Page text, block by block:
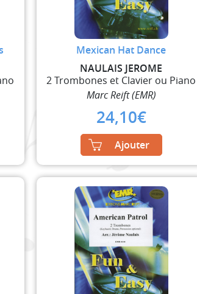
Mexican Hat Dance
NAULAIS JEROME
2 Trombones et Clavier ou Piano
Marc Reift (EMR)
24,10€
Ajouter